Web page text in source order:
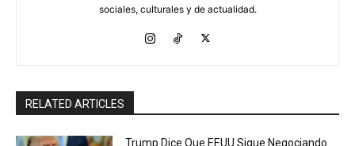
sociales, culturales y de actualidad.
RELATED ARTICLES
Trump Dice Que EEUU Sigue Negociando